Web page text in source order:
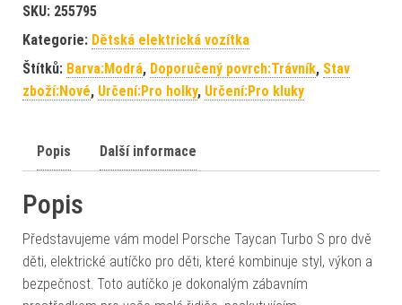
SKU: 255795
Kategorie: Dětská elektrická vozítka
Štítků: Barva:Modrá, Doporučený povrch:Trávník, Stav
zboží:Nové, Určení:Pro holky, Určení:Pro kluky
Popis Další informace
Popis
Představujeme vám model Porsche Taycan Turbo S pro dvě
děti, elektrické autíčko pro děti, které kombinuje styl, výkon a
bezpečnost. Toto autíčko je dokonalým zábavním